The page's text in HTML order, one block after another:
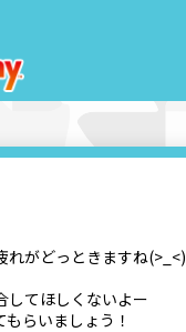
れがどっときますね(>_<)
してほしくないよー
らいましょう！